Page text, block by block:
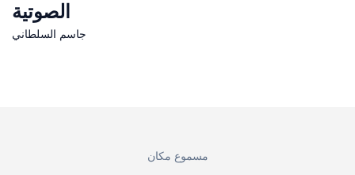
الصوتية
جاسم السلطاني
مسموع مكان